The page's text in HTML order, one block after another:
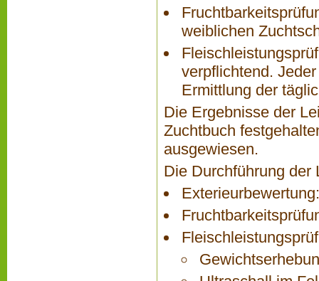
weiblichen
verpflichtend.
Ermittlung der
Die Ergebnisse der
Zuchtbuch
ausgewiesen.
Die Durchführung der